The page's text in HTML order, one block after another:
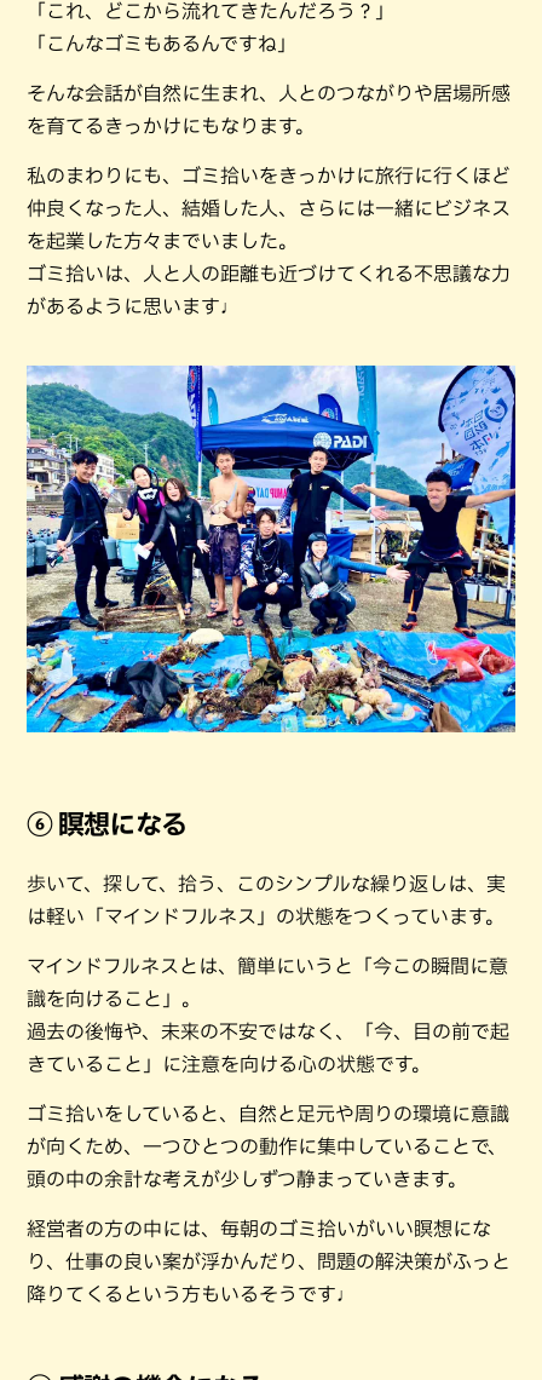
「これ、どこから流れてきたんだろう？」
「こんなゴミもあるんですね」
そんな会話が自然に生まれ、人とのつながりや居場所感
を育てるきっかけにもなります。
私のまわりにも、ゴミ拾いをきっかけに旅行に行くほど
仲良くなった人、結婚した人、さらには一緒にビジネス
を起業した方々までいました。
ゴミ拾いは、人と人の距離も近づけてくれる不思議な力
があるように思います♩
⑥ 瞑想になる
歩いて、探して、拾う、このシンプルな繰り返しは、実
は軽い「マインドフルネス」の状態をつくっています。
マインドフルネスとは、簡単にいうと「今この瞬間に意
識を向けること」。
過去の後悔や、未来の不安ではなく、「今、目の前で起
きていること」に注意を向ける心の状態です。
ゴミ拾いをしていると、自然と足元や周りの環境に意識
が向くため、一つひとつの動作に集中していることで、
頭の中の余計な考えが少しずつ静まっていきます。
経営者の方の中には、毎朝のゴミ拾いがいい瞑想にな
り、仕事の良い案が浮かんだり、問題の解決策がふっと
降りてくるという方もいるそうです♩